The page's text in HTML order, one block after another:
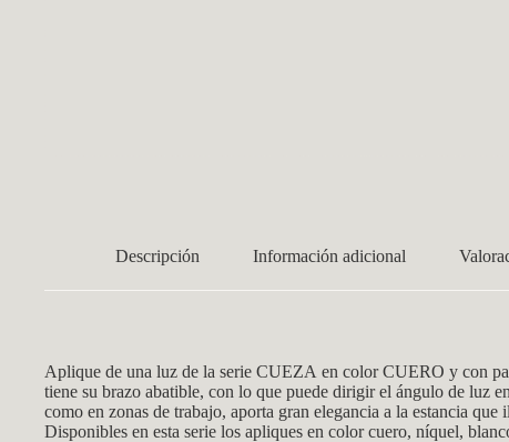
Descripción Información adicional
Aplique de una luz de la serie CUEZA en color CUERO y con
tiene su brazo abatible, con lo que puede dirigir el ángulo de luz
como en zonas de trabajo, aporta gran elegancia a la estancia que
Disponibles en esta serie los apliques en color cuero, níquel,